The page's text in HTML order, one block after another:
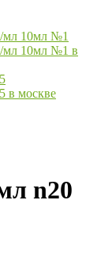
мл 10мл №1
мл 10мл №1 в
в москве
n20